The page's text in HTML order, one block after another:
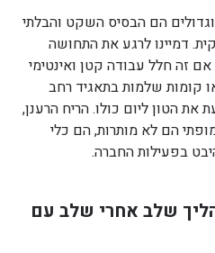
הם הבסיס השקט והבלתי
דמיינו לרגע את התחושה
זה חלל עבודה קטן ואינטימי
קומות שלמות בתאגיד רחב
את הטון ליום כולו. הריח הרענן,
הם לא מותרות, הם כלי
בפעילות החברה.
שלב אחרי שלב עם